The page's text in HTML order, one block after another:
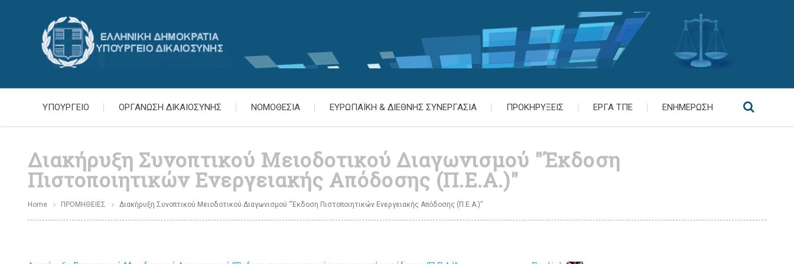
ΥΠΟΥΡΓΕΙΟ ΟΡΓΑΝΩΣΗ ΔΙΚΑΙΟΣΥΝΗΣ ΝΟΜΟΘΕΣΙΑ ΕΥΡΩΠΑΪΚΗ & ΔΙΕΘΝΗΣ ΣΥΝΕΡΓΑΣΙΑ ΠΡΟΚΗΡΥΞΕΙΣ ΕΡΓΑ ΤΠΕ ΕΝΗΜΕΡΩΣΗ
Διακήρυξη Συνοπτικού Μειοδοτικού Διαγωνισμού "Έκδοση
Πιστοποιητικών Ενεργειακής Απόδοσης (Π.Ε.Α.)"
Home ΠΡΟΜΗΘΕΙΕΣ Διακήρυξη Συνοπτικού Μειοδοτικού Διαγωνισμού “Έκδοση Πιστοποιητικών Ενεργειακής Απόδοσης (Π.Ε.Α.)”